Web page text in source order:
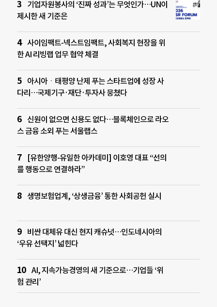
기업자원봉사의 ‘진짜 성과’는 무엇인가…UN이
제시한 새 기준은
사이임팩트-넥스트임팩트, 사회복지 현장을 위
한 AI 리빙랩 업무 협약 체결
아시아ㆍ태평양 난제 푸는 스타트업에 성장 사
다리…국제기구·재단·투자사 뭉쳤다
신원이 없으면 신용도 없다…블록체인으로 라오
스 금융 소외 푸는 서울랩스
[유한양행-유일한 아카데미] 이호영 대표 “선의
를 행동으로 연결하라”
생명보험업계, ‘상생금융’ 통한 사회공헌 실시
비싼 대체유 대신 현지 캐슈넛…인도네시아의
‘우유 선택지’ 넓힌다
AI, 지속가능경영의 새 기준으로…기업들 ‘위
험 관리’